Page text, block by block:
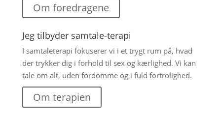
Om foredragene
Jeg tilbyder samtale-terapi
I samtaleterapi fokuserer vi i et trygt rum på, hvad
der trykker dig i forhold til sex og kærlighed. Vi kan
tale om alt, uden fordomme og i fuld fortrolighed.
Om terapien